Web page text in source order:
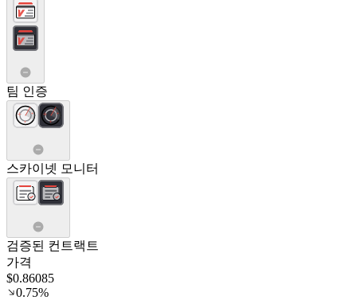
팀 인증
스카이넷 모니터
검증된 컨트랙트
가격
$0.86085
0.75%